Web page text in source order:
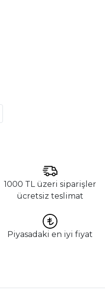
1000 TL üzeri siparişler
ücretsiz teslimat
Piyasadaki en iyi fiyat